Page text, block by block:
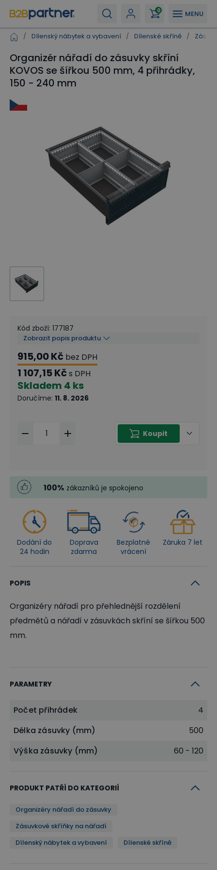
MENU
0
/ Dílenský nábytek a vybavení / Dílenské skříně /
Organizér nářadí do zásuvky skříní
KOVOS se šířkou 500 mm, 4 přihrádky,
150 - 240 mm
Kód zboží: 177187
Zobrazit popis produktu
915,00 Kč bez DPH
1 107,15 Kčs DPH
Skladem 4 ks
Doručíme: 11. 8. 2026
Koupit
100% zákazníků je spokojeno
Dodání do
24 hodin
Doprava
zdarma
Bezplatné
vrácení
Záruka 7 let
POPIS
Organizéry nářadí pro přehlednější rozdělení
předmětů a nářadí v zásuvkách skříní se šířkou 500
mm.
PARAMETRY
Počet přihrádek
4
Délka zásuvky (mm)
500
Výška zásuvky (mm)
60 - 120
PRODUKT PATŘÍ DO KATEGORIÍ
Organizéry nářadí do zásuvky
Zásuvkové skříňky na nářadí
Dílenský nábytek a vybavení
Dílenské skříně